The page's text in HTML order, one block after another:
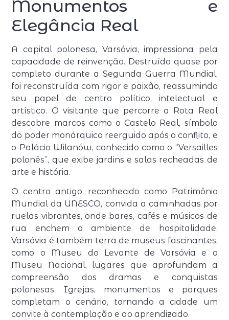
Monumentos e
Elegância Real
A capital polonesa, Varsóvia, impressiona pela
capacidade de reinvenção. Destruída quase por
completo durante a Segunda Guerra Mundial,
foi reconstruída com rigor e paixão, reassumindo
seu papel de centro político, intelectual e
artístico. O visitante que percorre a Rota Real
descobre marcos como o Castelo Real, símbolo
do poder monárquico reerguido após o conflito, e
o Palácio Wilanów, conhecido como o “Versailles
polonês”, que exibe jardins e salas recheadas de
arte e história.
O centro antigo, reconhecido como Patrimônio
Mundial da UNESCO, convida a caminhadas por
ruelas vibrantes, onde bares, cafés e músicos de
rua enchem o ambiente de hospitalidade.
Varsóvia é também terra de museus fascinantes,
como o Museu do Levante de Varsóvia e o
Museu Nacional, lugares que aprofundam a
compreensão dos dramas e conquistas
polonesas. Igrejas, monumentos e parques
completam o cenário, tornando a cidade um
convite à contemplação e ao aprendizado.